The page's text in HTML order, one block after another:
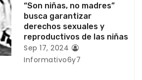
“Son niñas, no madres”
busca garantizar
derechos sexuales y
reproductivos de las niñas
Sep 17, 2024
Informativo6y7